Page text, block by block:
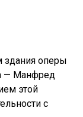
здания оперы
— Манфред
этой
с